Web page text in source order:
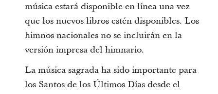
música estará disponible en línea una vez
que los nuevos libros estén disponibles. Los
himnos nacionales no se incluirán en la
versión impresa del himnario.
La música sagrada ha sido importante para
los Santos de los Últimos Días desde el